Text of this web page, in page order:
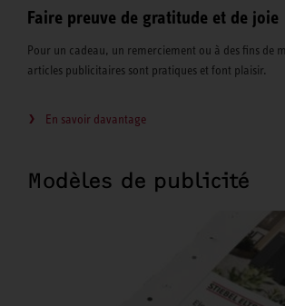
Faire preuve de gratitude et de joie
Pour un cadeau, un remerciement ou à des fins de
articles publicitaires sont pratiques et font plaisir.
En savoir davantage
Modèles de publicité